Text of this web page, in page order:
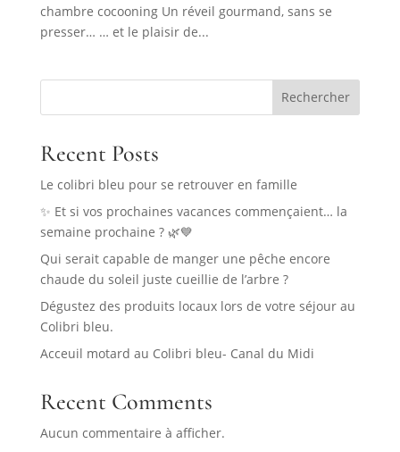
chambre cocooning Un réveil gourmand, sans se
presser… … et le plaisir de...
Rechercher
Recent Posts
Le colibri bleu pour se retrouver en famille
✨ Et si vos prochaines vacances commençaient… la
semaine prochaine ? 🌿💙
Qui serait capable de manger une pêche encore
chaude du soleil juste cueillie de l’arbre ?
Dégustez des produits locaux lors de votre séjour au
Colibri bleu.
Acceuil motard au Colibri bleu- Canal du Midi
Recent Comments
Aucun commentaire à afficher.